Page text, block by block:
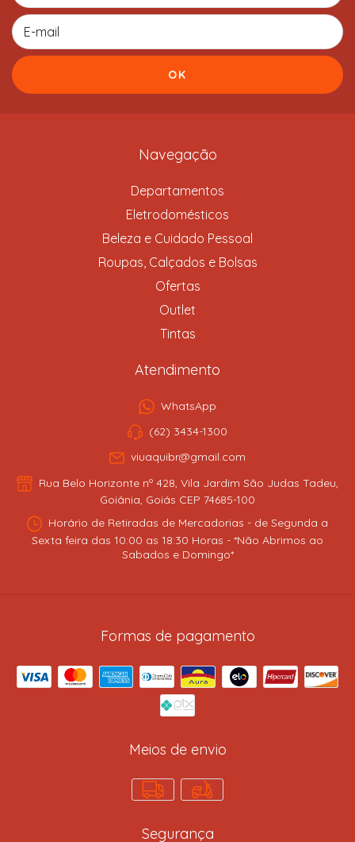
Navegação
Departamentos
Eletrodomésticos
Beleza e Cuidado Pessoal
Roupas, Calçados e Bolsas
Ofertas
Outlet
Tintas
Atendimento
WhatsApp
(62) 3434-1300
viuaquibr@gmail.com
Rua Belo Horizonte nº 428, Vila Jardim São Judas Tadeu,
Goiânia, Goiás CEP 74685-100
Horário de Retiradas de Mercadorias - de Segunda a
Sexta feira das 10:00 as 18:30 Horas - *Não Abrimos ao
Sabados e Domingo*
Formas de pagamento
Meios de envio
Segurança